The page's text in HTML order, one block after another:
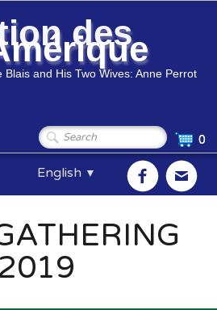
des
and His Two Wives: Anne Perrot
0
English ▼
2019